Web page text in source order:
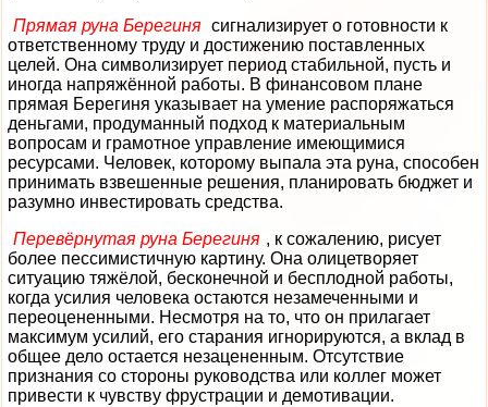
Прямая руна Берегиня сигнализирует о готовности к
ответственному труду и достижению поставленных
целей. Она символизирует период стабильной, пусть и
иногда напряжённой работы. В финансовом плане
прямая Берегиня указывает на умение распоряжаться
деньгами, продуманный подход к материальным
вопросам и грамотное управление имеющимися
ресурсами. Человек, которому выпала эта руна, способен
принимать взвешенные решения, планировать бюджет и
разумно инвестировать средства.
Перевёрнутая руна Берегиня , к сожалению, рисует
более пессимистичную картину. Она олицетворяет
ситуацию тяжёлой, бесконечной и бесплодной работы,
когда усилия человека остаются незамеченными и
переоцененными. Несмотря на то, что он прилагает
максимум усилий, его старания игнорируются, а вклад в
общее дело остается незацененным. Отсутствие
признания со стороны руководства или коллег может
привести к чувству фрустрации и демотивации.